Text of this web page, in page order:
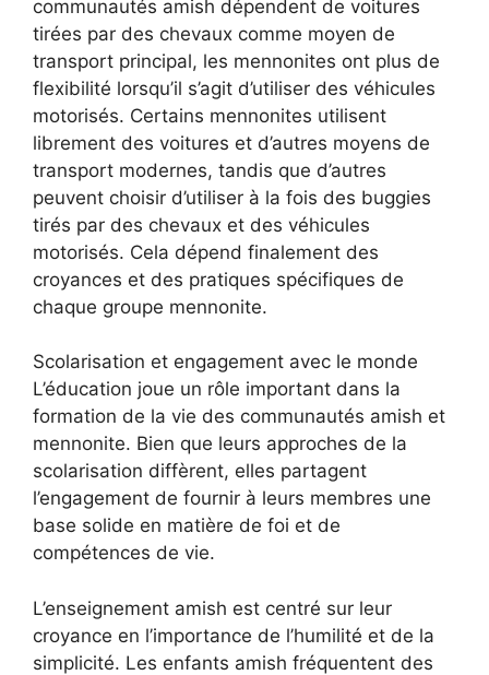
communautés amish dépendent de voitures
tirées par des chevaux comme moyen de
transport principal, les mennonites ont plus de
flexibilité lorsqu’il s’agit d’utiliser des véhicules
motorisés. Certains mennonites utilisent
librement des voitures et d’autres moyens de
transport modernes, tandis que d’autres
peuvent choisir d’utiliser à la fois des buggies
tirés par des chevaux et des véhicules
motorisés. Cela dépend finalement des
croyances et des pratiques spécifiques de
chaque groupe mennonite.
Scolarisation et engagement avec le monde
L’éducation joue un rôle important dans la
formation de la vie des communautés amish et
mennonite. Bien que leurs approches de la
scolarisation diffèrent, elles partagent
l’engagement de fournir à leurs membres une
base solide en matière de foi et de
compétences de vie.
L’enseignement amish est centré sur leur
croyance en l’importance de l’humilité et de la
simplicité. Les enfants amish fréquentent des